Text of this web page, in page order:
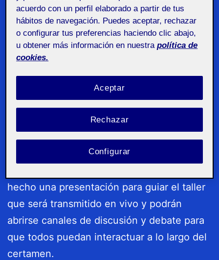
Planeamiento
Elena es fotógrafa profesional y este año
en formato híbrido en elArt Photo BCN
Debe organizar y presentar los contenidos
planificados de forma que el material
utilizado pueda ser consumido por el
público presencial, pero también por la
hecho una presentación para guiar el taller
que será transmitido en vivo y podrán
abrirse canales de discusión y debate para
que todos puedan interactuar a lo largo del
certamen.
acuerdo con un perfil elaborado a partir de tus
hábitos de navegación. Puedes aceptar, rechazar
o configurar tus preferencias haciendo clic abajo,
u obtener más información en nuestra política de
cookies.
Rechazar
Aceptar
Configurar